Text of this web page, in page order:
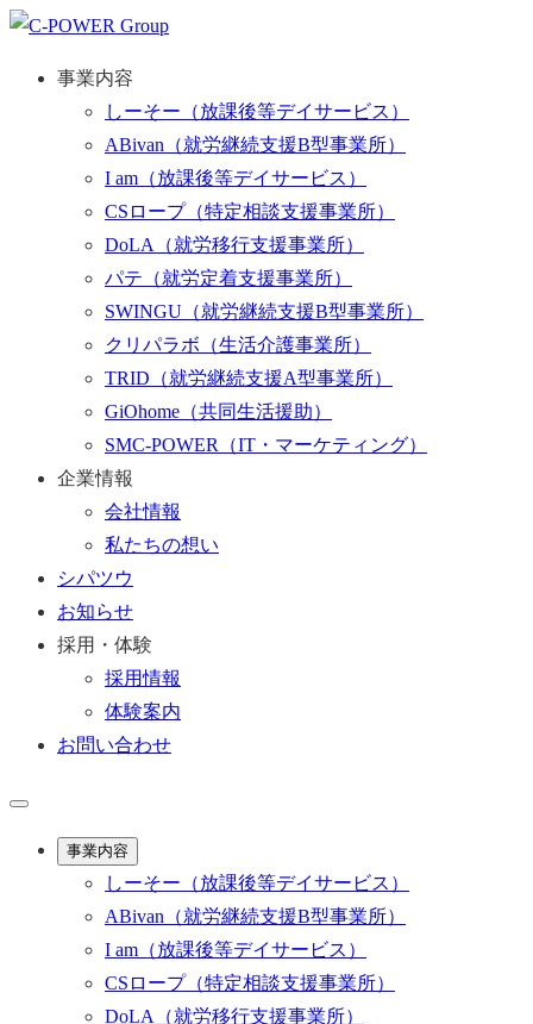
事業内容
しーそー （放課後等デイサービス）
ABivan （就労継続支援B型事業所）
I am （放課後等デイサービス）
CSロープ（特定相談支援事業所）
DoLA
（就労移行支援事業所）
パテ （就労定着支援事業所）
SWINGU （就労継続支援B型事業所）
クリパラボ （生活介護事業所）
TRID （就労継続支援A型事業所）
GiOhome （共同生活援助）
SMC-POWER
（IT・マーケティング）
企業情報
会社情報
私たちの想い
シパツウ
お知らせ
採用・体験
採用情報
体験案内
お問い合わせ
事業内容
しーそー （放課後等デイサービス）
ABivan （就労継続支援B型事業所）
I am （放課後等デイサービス）
CSロープ（特定相談支援事業所）
DoLA
（就労移行支援事業所）